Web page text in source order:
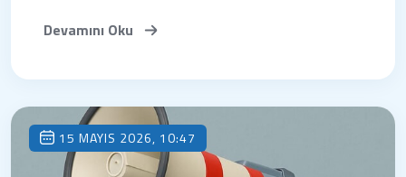
Devamını Oku
15 MAYIS 2026, 10:47